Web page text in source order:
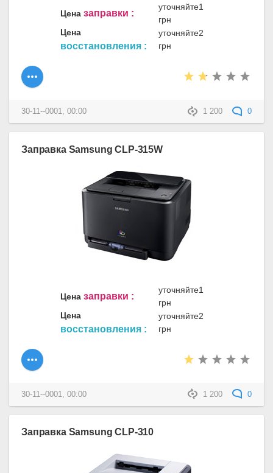
Цена заправки :
уточняйте1
грн
Цена
восстановления :
уточняйте2
грн
1 200 0
30-11--0001, 00:00
Заправка Samsung CLP-315W
Цена заправки :
уточняйте1
грн
Цена
восстановления :
уточняйте2
грн
1 200 0
30-11--0001, 00:00
Заправка Samsung CLP-310